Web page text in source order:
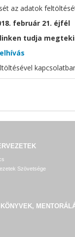
az adatok
február 21. éjfél
tudja
Szövetsége